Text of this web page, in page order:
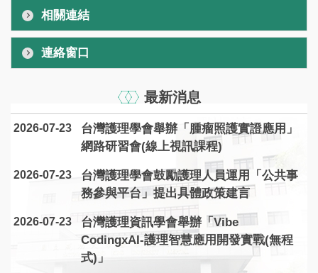
相關連結
連絡窗口
最新消息
2026-07-23
台灣護理學會舉辦「腫瘤照護實證應用」
網路研習會(線上視訊課程)
2026-07-23
台灣護理學會鼓勵護理人員運用「公共事
務參與平台」提出具體政策建言
2026-07-23
台灣護理資訊學會舉辦「Vibe
CodingxAI-護理智慧應用開發實戰(無程
式)」